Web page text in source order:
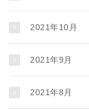
2021年10月
2021年9月
2021年8月